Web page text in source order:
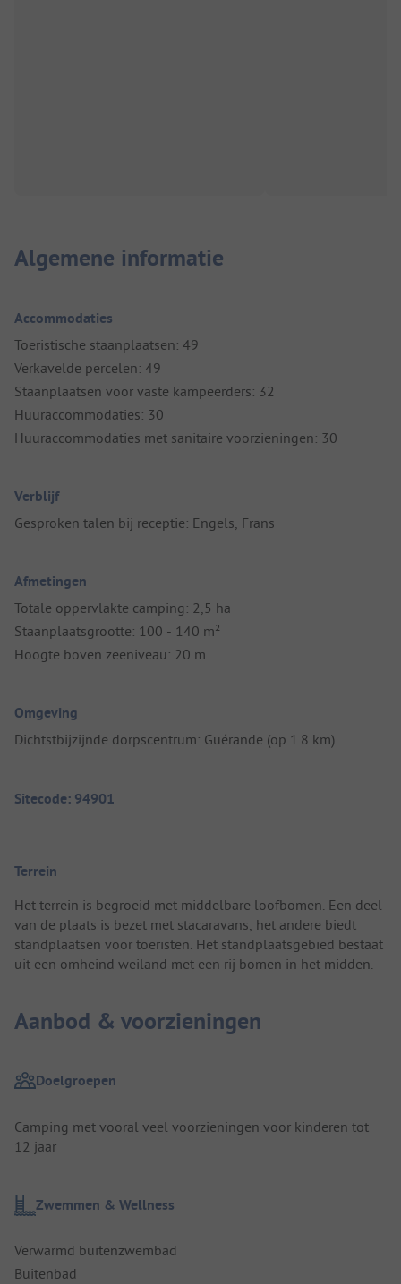
Algemene informatie
Accommodaties
Toeristische staanplaatsen: 49
Verkavelde percelen: 49
Staanplaatsen voor vaste kampeerders: 32
Huuraccommodaties: 30
Huuraccommodaties met sanitaire voorzieningen: 30
Verblijf
Gesproken talen bij receptie: Engels, Frans
Afmetingen
Totale oppervlakte camping: 2,5 ha
Staanplaatsgrootte: 100 - 140 m²
Hoogte boven zeeniveau: 20 m
Omgeving
Dichtstbijzijnde dorpscentrum: Guérande (op 1.8 km)
Sitecode: 94901
Terrein
Het terrein is begroeid met middelbare loofbomen. Een deel
van de plaats is bezet met stacaravans, het andere biedt
standplaatsen voor toeristen. Het standplaatsgebied bestaat
uit een omheind weiland met een rij bomen in het midden.
Aanbod & voorzieningen
Doelgroepen
Camping met vooral veel voorzieningen voor kinderen tot
12 jaar
Zwemmen & Wellness
Verwarmd buitenzwembad
Buitenbad